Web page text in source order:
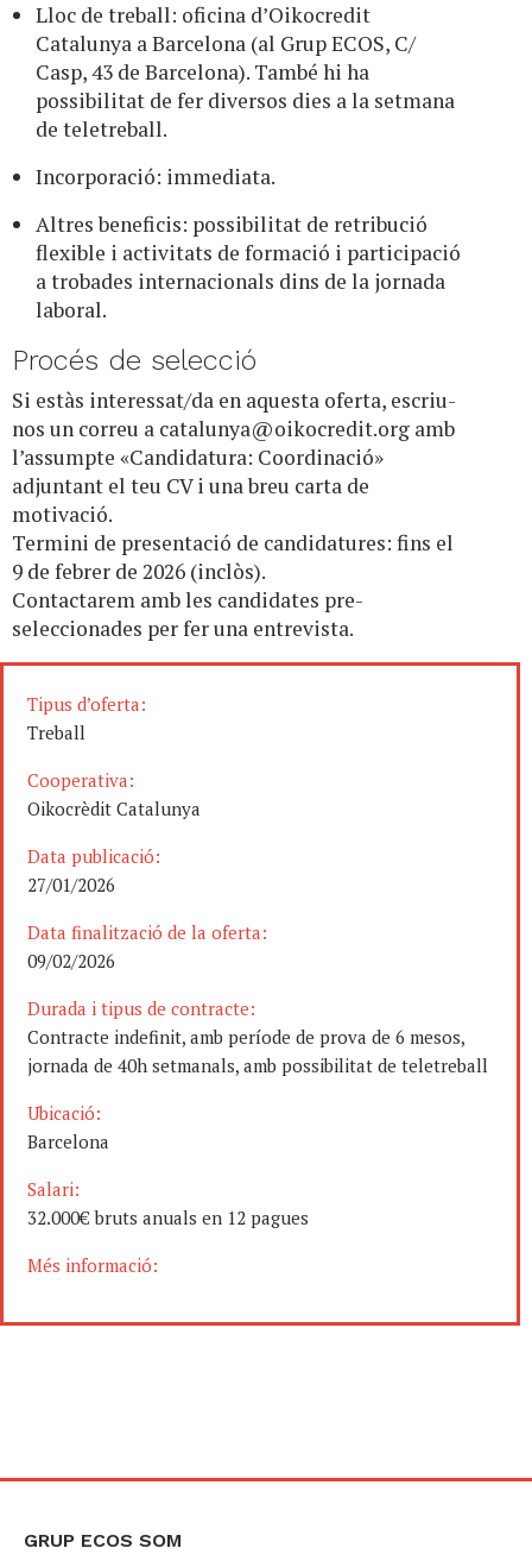
Lloc de treball: oficina d’Oikocredit
Catalunya a Barcelona (al Grup ECOS, C/
Casp, 43 de Barcelona). També hi ha
possibilitat de fer diversos dies a la setmana
de teletreball.
Incorporació: immediata.
Altres beneficis: possibilitat de retribució
flexible i activitats de formació i participació
a trobades internacionals dins de la jornada
laboral.
Procés de selecció
Si estàs interessat/da en aquesta oferta, escriu-
nos un correu a catalunya@oikocredit.org amb
l’assumpte «Candidatura: Coordinació»
adjuntant el teu CV i una breu carta de
motivació.
Termini de presentació de candidatures: fins el
9 de febrer de 2026 (inclòs).
Contactarem amb les candidates pre-
seleccionades per fer una entrevista.
Tipus d’oferta:
Treball
Cooperativa:
Oikocrèdit Catalunya
Data publicació:
27/01/2026
Data finalització de la oferta:
09/02/2026
Durada i tipus de contracte:
Contracte indefinit, amb període de prova de 6 mesos,
jornada de 40h setmanals, amb possibilitat de teletreball
Ubicació:
Barcelona
Salari:
32.000€ bruts anuals en 12 pagues
Més informació:
GRUP ECOS SOM